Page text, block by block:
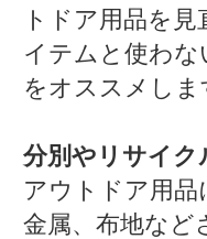
トドア用品を
イテムと使わな
をオススメしま
分別やリサイク
アウトドア用品
金属、布地など